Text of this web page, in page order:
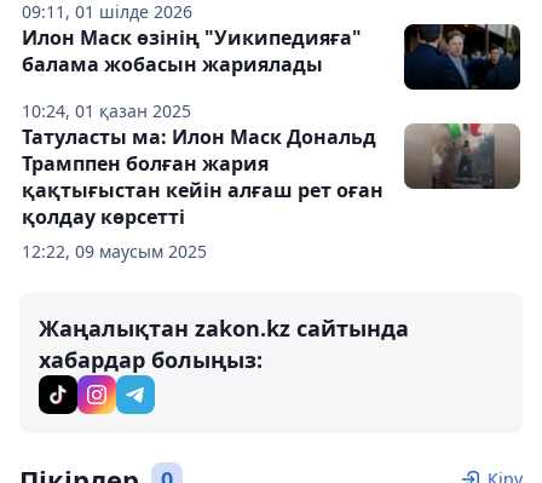
09:11, 01 шілде 2026
10:24, 01 қазан 2025
Илон Маск өзінің "Уикипедияға"
балама жобасын жариялады
12:22, 09 маусым 2025
Татуласты ма: Илон Маск Дональд
Трамппен болған жария
қақтығыстан кейін алғаш рет оған
қолдау көрсетті
Жаңалықтан zakon.kz сайтында
хабардар болыңыз: